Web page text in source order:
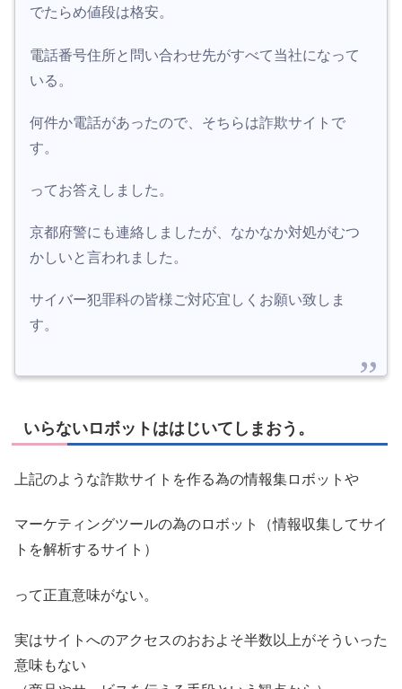
でたらめ値段は格安。
電話番号住所と問い合わせ先がすべて当社になって
いる。
何件か電話があったので、そちらは詐欺サイトで
す。
ってお答えしました。
京都府警にも連絡しましたが、なかなか対処がむつ
かしいと言われました。
サイバー犯罪科の皆様ご対応宜しくお願い致しま
す。
いらないロボットははじいてしまおう。
上記のような詐欺サイトを作る為の情報集ロボットや
マーケティングツールの為のロボット（情報収集してサイ
トを解析するサイト）
って正直意味がない。
実はサイトへのアクセスのおおよそ半数以上がそういった
意味もない